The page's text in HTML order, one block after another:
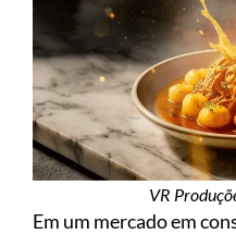
VR
Em um mercado em